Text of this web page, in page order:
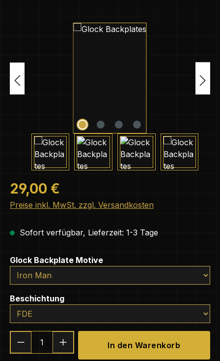
Bildergalerie überspringen
Regulärer Preis:
29,00 €
Preise inkl. MwSt. zzgl. Versandkosten
Sofort verfügbar, Lieferzeit: 1-3 Tage
Glock Backplate Motiveauswählen
Beschichtungauswählen
Produkt Anzahl: Gib den
In den Warenkorb